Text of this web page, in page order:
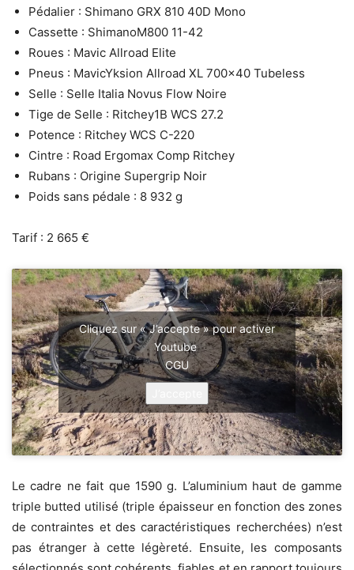
Pédalier : Shimano GRX 810 40D Mono
Cassette : ShimanoM800 11-42
Roues : Mavic Allroad Elite
Pneus : MavicYksion Allroad XL 700×40 Tubeless
Selle : Selle Italia Novus Flow Noire
Tige de Selle : Ritchey1B WCS 27.2
Potence : Ritchey WCS C-220
Cintre : Road Ergomax Comp Ritchey
Rubans : Origine Supergrip Noir
Poids sans pédale : 8 932 g
Tarif : 2 665 €
Cliquez sur « J’accepte » pour activer
Youtube
CGU
Le cadre ne fait que 1590 g. L’aluminium haut de gamme
triple butted utilisé (triple épaisseur en fonction des zones
de contraintes et des caractéristiques recherchées) n’est
pas étranger à cette légèreté. Ensuite, les composants